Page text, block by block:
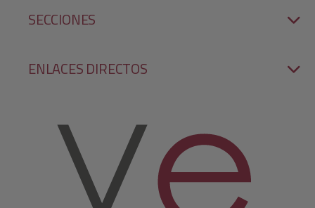
SECCIONES
ENLACES DIRECTOS